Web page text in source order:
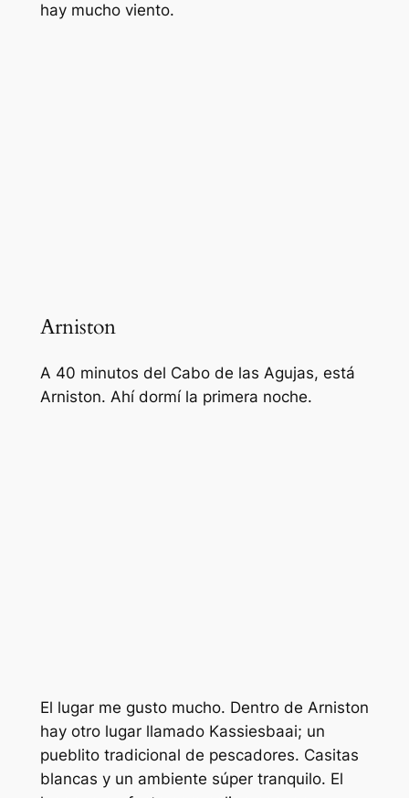
hay mucho viento.
Arniston
A 40 minutos del Cabo de las Agujas, está
Arniston. Ahí dormí la primera noche.
El lugar me gusto mucho. Dentro de Arniston
hay otro lugar llamado Kassiesbaai; un
pueblito tradicional de pescadores. Casitas
blancas y un ambiente súper tranquilo. El